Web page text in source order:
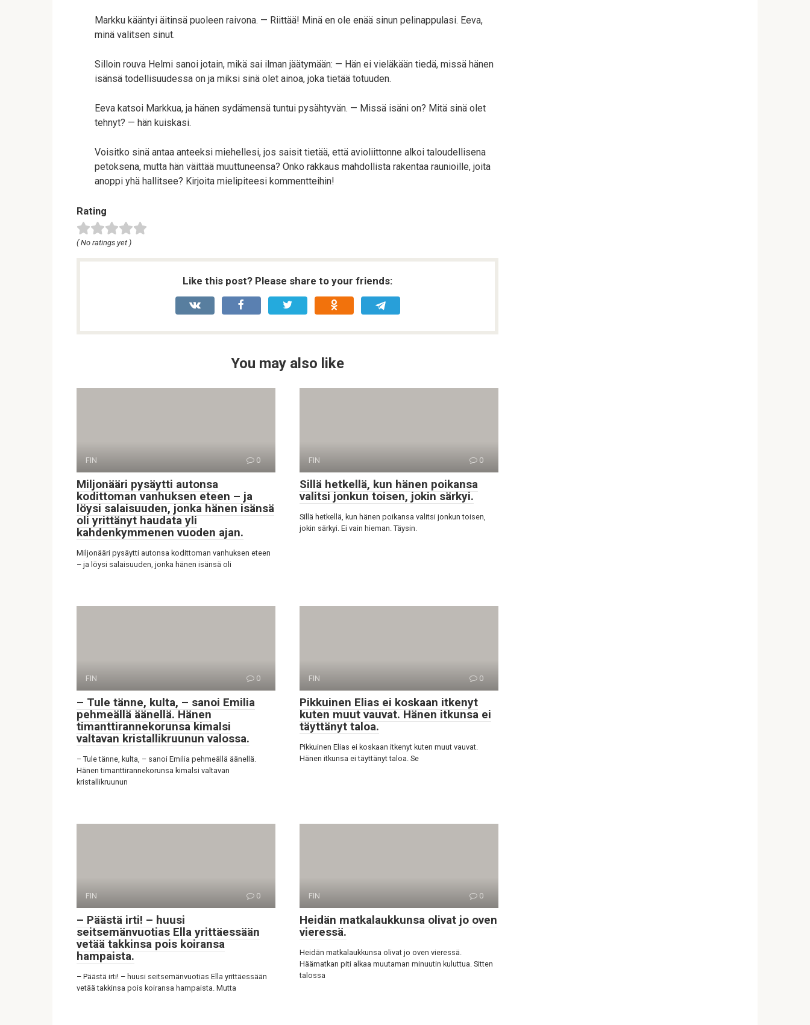
Markku kääntyi äitinsä puoleen raivona. — Riittää! Minä en ole enää sinun pelinappulasi. Eeva,
minä valitsen sinut.
Silloin rouva Helmi sanoi jotain, mikä sai ilman jäätymään: — Hän ei vieläkään tiedä, missä hänen
isänsä todellisuudessa on ja miksi sinä olet ainoa, joka tietää totuuden.
Eeva katsoi Markkua, ja hänen sydämensä tuntui pysähtyvän. — Missä isäni on? Mitä sinä olet
tehnyt? — hän kuiskasi.
Voisitko sinä antaa anteeksi miehellesi, jos saisit tietää, että avioliittonne alkoi taloudellisena
petoksena, mutta hän väittää muuttuneensa? Onko rakkaus mahdollista rakentaa raunioille, joita
anoppi yhä hallitsee? Kirjoita mielipiteesi kommentteihin!
Rating
( No ratings yet )
Like this post? Please share to your friends:
You may also like
FIN 0
Miljonääri pysäytti autonsa
kodittoman vanhuksen eteen – ja
löysi salaisuuden, jonka hänen isänsä
oli yrittänyt haudata yli
kahdenkymmenen vuoden ajan.
Miljonääri pysäytti autonsa kodittoman vanhuksen eteen
– ja löysi salaisuuden, jonka hänen isänsä oli
FIN 0
Sillä hetkellä, kun hänen poikansa
valitsi jonkun toisen, jokin särkyi.
Sillä hetkellä, kun hänen poikansa valitsi jonkun toisen,
jokin särkyi. Ei vain hieman. Täysin.
FIN 0
– Tule tänne, kulta, – sanoi Emilia
pehmeällä äänellä. Hänen
timanttirannekorunsa kimalsi
valtavan kristallikruunun valossa.
– Tule tänne, kulta, – sanoi Emilia pehmeällä äänellä.
Hänen timanttirannekorunsa kimalsi valtavan
kristallikruunun
FIN 0
Pikkuinen Elias ei koskaan itkenyt
kuten muut vauvat. Hänen itkunsa ei
täyttänyt taloa.
Pikkuinen Elias ei koskaan itkenyt kuten muut vauvat.
Hänen itkunsa ei täyttänyt taloa. Se
FIN 0
– Päästä irti! – huusi
seitsemänvuotias Ella yrittäessään
vetää takkinsa pois koiransa
hampaista.
– Päästä irti! – huusi seitsemänvuotias Ella yrittäessään
vetää takkinsa pois koiransa hampaista. Mutta
FIN 0
Heidän matkalaukkunsa olivat jo oven
vieressä.
Heidän matkalaukkunsa olivat jo oven vieressä.
Häämatkan piti alkaa muutaman minuutin kuluttua. Sitten
talossa